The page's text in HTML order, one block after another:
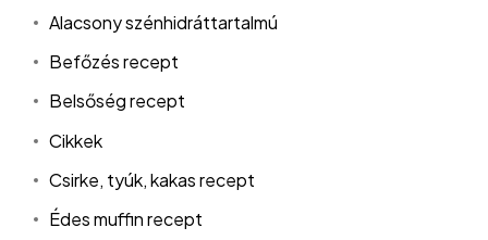
Alacsony szénhidráttartalmú
Befőzés recept
Belsőség recept
Cikkek
Csirke, tyúk, kakas recept
Édes muffin recept